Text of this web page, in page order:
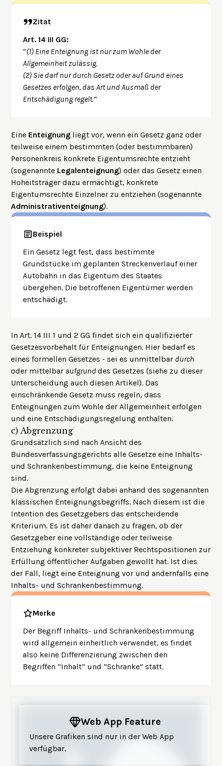
Zitat
Art. 14 III GG:
“(1) Eine Enteignung ist nur zum Wohle der
Allgemeinheit zulässig.
(2) Sie darf nur durch Gesetz oder auf Grund eines
Gesetzes erfolgen, das Art und Ausmaß der
Entschädigung regelt.”
Eine Enteignung liegt vor, wenn ein Gesetz ganz oder
teilweise einem bestimmten (oder bestimmbaren)
Personenkreis konkrete Eigentumsrechte entzieht
(sogenannte Legalenteignung) oder das Gesetz einen
Hoheitsträger dazu ermächtigt, konkrete
Eigentumsrechte Einzelner zu entziehen (sogenannte
Administrativenteignung).
Beispiel
Ein Gesetz legt fest, dass bestimmte
Grundstücke im geplanten Streckenverlauf einer
Autobahn in das Eigentum des Staates
übergehen. Die betroffenen Eigentümer werden
entschädigt.
In Art. 14 III 1 und 2 GG findet sich ein qualifizierter
Gesetzesvorbehalt für Enteignungen. Hier bedarf es
eines formellen Gesetzes - sei es unmittelbar durch
oder mittelbar aufgrunddes Gesetzes (siehe zu dieser
Unterscheidung auchdiesen Artikel). Das
einschränkende Gesetz muss regeln, dass
Enteignungen zum Wohle der Allgemeinheit erfolgen
und eine Entschädigungsregelung enthalten.
c) Abgrenzung
Grundsätzlich sind nach Ansicht des
Bundesverfassungsgerichts alle Gesetze eine Inhalts-
und Schrankenbestimmung, die keine Enteignung
sind.
Die Abgrenzung erfolgt dabei anhand des sogenannten
klassischen Enteignungsbegriffs. Nach diesem ist die
Intention des Gesetzgebers das entscheidende
Kriterium. Es ist daher danach zu fragen, ob der
Gesetzgeber eine vollständige oder teilweise
Entziehung konkreter subjektiver Rechtspositionen zur
Erfüllung öffentlicher Aufgaben gewollt hat. Ist dies
der Fall, liegt eine Enteignung vor und andernfalls eine
Inhalts- und Schrankenbestimmung.
Merke
Der Begriff Inhalts- und Schrankenbestimmung
wird allgemein einheitlich verwendet, es findet
also keine Differenzierung zwischen den
Begriffen “Inhalt” und “Schranke” statt.
Web App Feature
Unsere Grafiken sind nur in der Web App
verfügbar.